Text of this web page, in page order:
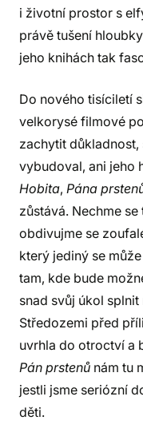
i životní prostor s
právě tušení
jeho knihách tak
Do nového tisíciletí
velkorysé filmové
zachytit
vybudoval, ani jeho
Hobita, Pána
zůstává. Nechme
obdivujme se
který jediný se
tam, kde bude
snad svůj úkol
Středozemi před
uvrhla do otroctví a
Pán prstenů nám tu
jestli jsme seriózní
děti.